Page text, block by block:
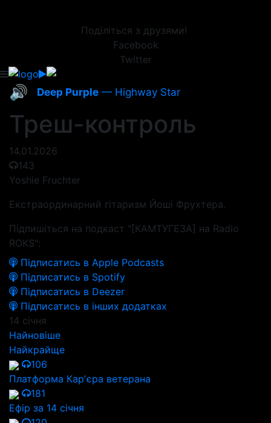
Поділіться з друзями!
Facebook
Twitter
🔊 Deep Purple — Highway Star
Треш-контроль
14.01.2026
143
Yoshie Fruchter
Екстраординарний гітаризм Йоші Фрухтера.
Підпишіться на подкаст "[КАМТУГЕЗА] на Radio
ROKS":
Підписатись в Apple Podcasts
Підписатись в Spotify
Підписатись в Deezer
Підписатись в інших додатках
14 січня
Найновіше
Найкрайще
106
Платформа Карʼєра ветерана
181
Ефір за 14 січня